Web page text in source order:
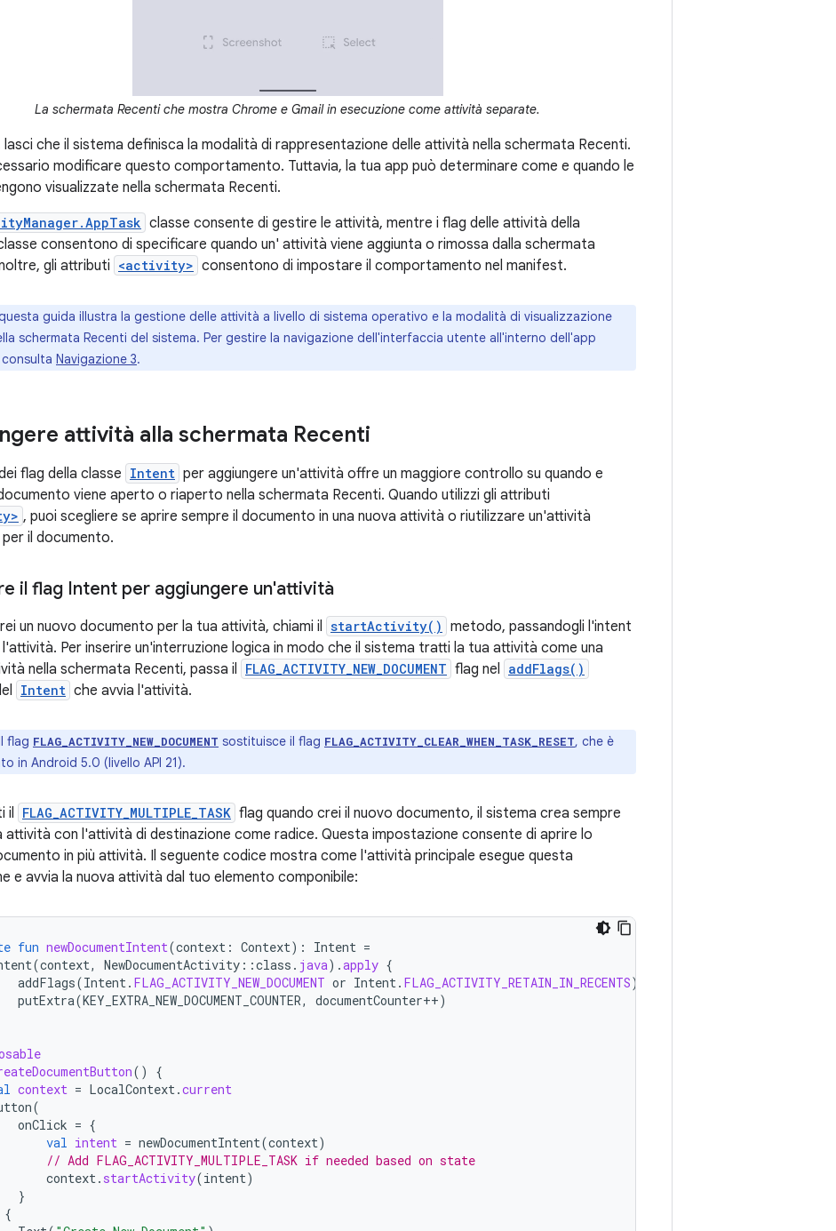
La schermata Recenti che mostra Chrome e Gmail in esecuzione come attività separate.
lasci che il sistema definisca la modalità di rappresentazione delle attività nella schermata Recenti.
modificare questo comportamento. Tuttavia, la tua app può determinare come e quando le
visualizzate nella schermata Recenti.
classe consente di gestire le attività, mentre i flag delle attività della
consentono di specificare quando un' attività viene aggiunta o rimossa dalla schermata
gli attributi <activity> consentono di impostare il comportamento nel manifest.
questa guida illustra la gestione delle attività a livello di sistema operativo e la modalità di visualizzazione
schermata Recenti del sistema. Per gestire la navigazione dell'interfaccia utente all'interno dell'app
Navigazione 3.
attività alla schermata Recenti
flag della classe Intent per aggiungere un'attività offre un maggiore controllo su quando e
viene aperto o riaperto nella schermata Recenti. Quando utilizzi gli attributi
, puoi scegliere se aprire sempre il documento in una nuova attività o riutilizzare un'attività
il documento.
il flag Intent per aggiungere un'attività
un nuovo documento per la tua attività, chiami il startActivity() metodo, passandogli l'intent
Per inserire un'interruzione logica in modo che il sistema tratti la tua attività come una
nella schermata Recenti, passa il
FLAG_ACTIVITY_NEW_DOCUMENT flag nel addFlags()
Intent che avvia l'attività.
flag FLAG_ACTIVITY_NEW_DOCUMENT sostituisce il flag FLAG_ACTIVITY_CLEAR_WHEN_TASK_RESET, che è
in Android 5.0 (livello API 21).
il FLAG_ACTIVITY_MULTIPLE_TASK flag quando crei il nuovo documento, il sistema crea sempre
attività con l'attività di destinazione come radice. Questa impostazione consente di aprire lo
in più attività. Il seguente codice mostra come l'attività principale esegue questa
e avvia la nuova attività dal tuo elemento componibile:
fun newDocumentIntent(context : Context): Intent =
(context, NewDocumentActivity ::class . java).apply {
addFlags(Intent . FLAG_ACTIVITY_NEW_DOCUMENT or Intent . FLAG_ACTIVITY_RETAIN_IN_RECENTS)
putExtra(KEY_EXTRA_NEW_DOCUMENT_COUNTER, documentCounter++)
()
{
context = LocalContext .current
(
onClick = {
val intent = newDocumentIntent(context)
// Add FLAG_ACTIVITY_MULTIPLE_TASK if needed based on state
context . startActivity(intent)
}
{